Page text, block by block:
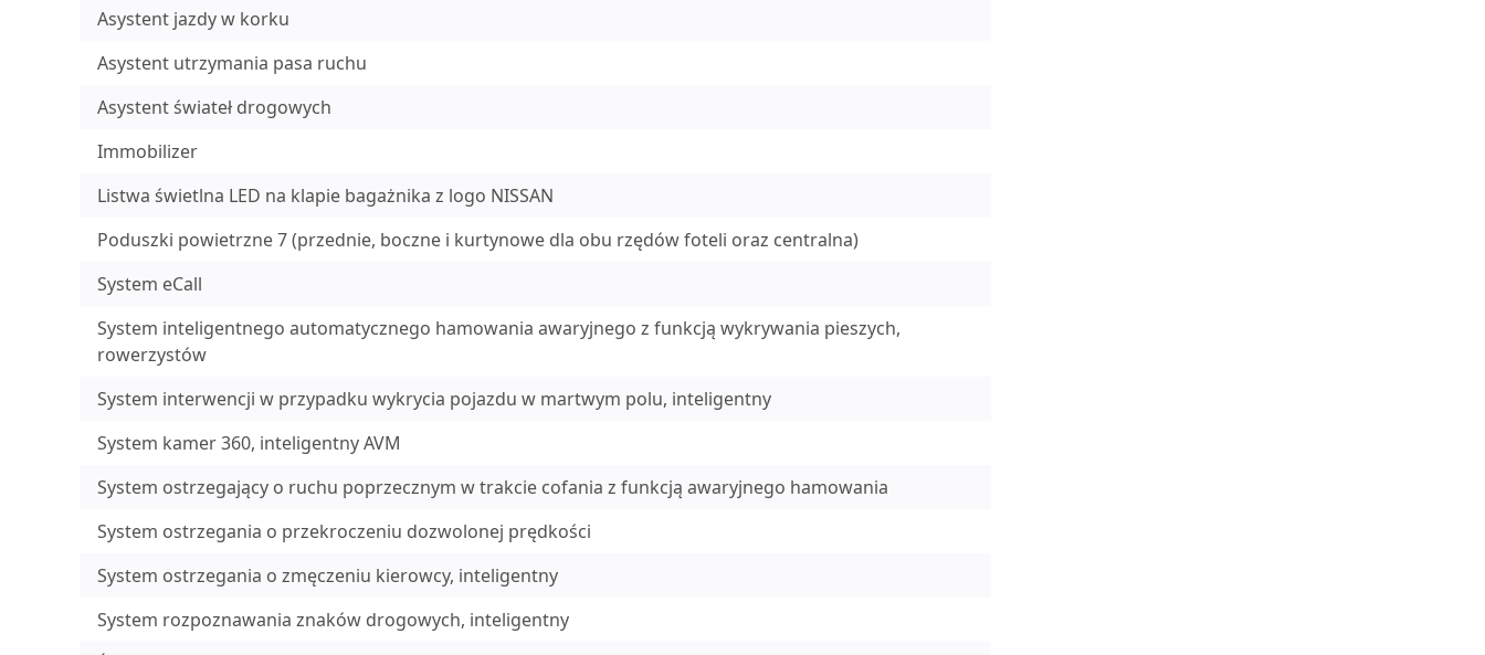
Asystent jazdy w korku
Asystent utrzymania pasa ruchu
Asystent świateł drogowych
Immobilizer
Listwa świetlna LED na klapie bagażnika z logo NISSAN
Poduszki powietrzne 7 (przednie, boczne i kurtynowe dla obu rzędów foteli oraz centralna)
System eCall
System inteligentnego automatycznego hamowania awaryjnego z funkcją wykrywania pieszych,
rowerzystów
System interwencji w przypadku wykrycia pojazdu w martwym polu, inteligentny
System kamer 360, inteligentny AVM
System ostrzegający o ruchu poprzecznym w trakcie cofania z funkcją awaryjnego hamowania
System ostrzegania o przekroczeniu dozwolonej prędkości
System ostrzegania o zmęczeniu kierowcy, inteligentny
System rozpoznawania znaków drogowych, inteligentny